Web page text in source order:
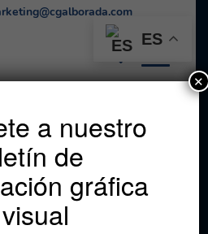
la etiqueta:
ES
a nuestro
de
gráfica
✕